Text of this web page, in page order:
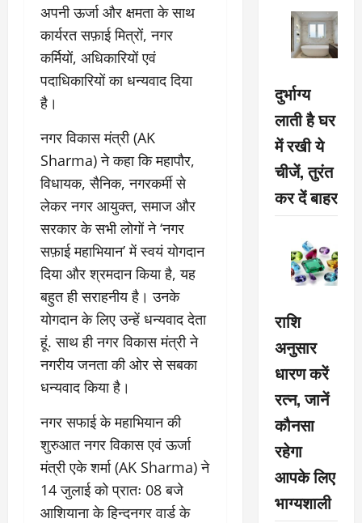
अपनी ऊर्जा और क्षमता के साथ
कार्यरत सफ़ाई मित्रों, नगर
कर्मियों, अधिकारियों एवं
पदाधिकारियों का धन्यवाद दिया
है।
नगर विकास मंत्री (AK
Sharma) ने कहा कि महापौर,
विधायक, सैनिक, नगरकर्मी से
लेकर नगर आयुक्त, समाज और
सरकार के सभी लोगों ने ‘नगर
सफ़ाई महाभियान’ में स्वयं योगदान
दिया और श्रमदान किया है, यह
बहुत ही सराहनीय है। उनके
योगदान के लिए उन्हें धन्यवाद देता
हूं. साथ ही नगर विकास मंत्री ने
नगरीय जनता की ओर से सबका
धन्यवाद किया है।
नगर सफाई के महाभियान की
शुरुआत नगर विकास एवं ऊर्जा
मंत्री एके शर्मा (AK Sharma) ने
14 जुलाई को प्रातः 08 बजे
आशियाना के हिन्दनगर वार्ड के
दुर्भाग्य
लाती है घर
में रखी ये
चीजें, तुरंत
कर दें बाहर
राशि
अनुसार
धारण करें
रत्न, जानें
कौनसा
रहेगा
आपके लिए
भाग्यशाली